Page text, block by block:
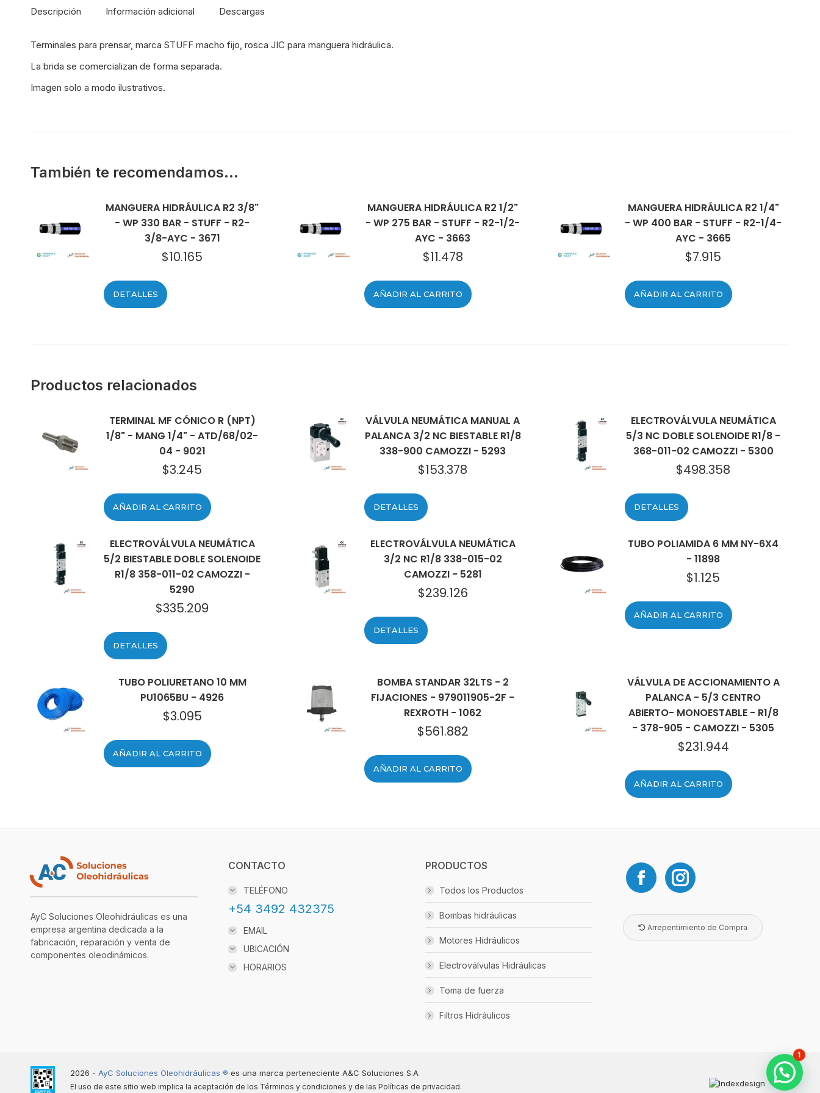
Descripción Información adicional Descargas
Terminales para prensar, marca STUFF macho fijo, rosca JIC para manguera hidráulica.
La brida se comercializan de forma separada.
Imagen solo a modo ilustrativos.
También te recomendamos…
MANGUERA HIDRÁULICA R2 3/8"
- WP 330 BAR - STUFF - R2-
3/8-AYC - 3671
$10.165
DETALLES
MANGUERA HIDRÁULICA R2 1/2"
- WP 275 BAR - STUFF - R2-1/2-
AYC - 3663
$11.478
AÑADIR AL CARRITO
MANGUERA HIDRÁULICA R2 1/4"
- WP 400 BAR - STUFF - R2-1/4-
AYC - 3665
$7.915
AÑADIR AL CARRITO
Productos relacionados
TERMINAL MF CÓNICO R (NPT)
1/8" - MANG 1/4" - ATD/68/02-
04 - 9021
$3.245
AÑADIR AL CARRITO
VÁLVULA NEUMÁTICA MANUAL A
PALANCA 3/2 NC BIESTABLE R1/8
338-900 CAMOZZI - 5293
$153.378
DETALLES
ELECTROVÁLVULA NEUMÁTICA
5/3 NC DOBLE SOLENOIDE R1/8 -
368-011-02 CAMOZZI - 5300
$498.358
DETALLES
ELECTROVÁLVULA NEUMÁTICA
5/2 BIESTABLE DOBLE SOLENOIDE
R1/8 358-011-02 CAMOZZI -
5290
$335.209
DETALLES
ELECTROVÁLVULA NEUMÁTICA
3/2 NC R1/8 338-015-02
CAMOZZI - 5281
$239.126
DETALLES
TUBO POLIAMIDA 6 MM NY-6X4
- 11898
$1.125
AÑADIR AL CARRITO
TUBO POLIURETANO 10 MM
PU1065BU - 4926
$3.095
AÑADIR AL CARRITO
BOMBA STANDAR 32LTS - 2
FIJACIONES - 979011905-2F -
REXROTH - 1062
$561.882
AÑADIR AL CARRITO
VÁLVULA DE ACCIONAMIENTO A
PALANCA - 5/3 CENTRO
ABIERTO- MONOESTABLE - R1/8
- 378-905 - CAMOZZI - 5305
$231.944
AÑADIR AL CARRITO
AyC Soluciones Oleohidráulicas es una
empresa argentina dedicada a la
fabricación, reparación y venta de
componentes oleodinámicos.
CONTACTO
TELÉFONO
+54 3492 432375
EMAIL
UBICACIÓN
HORARIOS
PRODUCTOS
Todos los Productos
Bombas hidráulicas
Motores Hidráulicos
Electroválvulas Hidráulicas
Toma de fuerza
Filtros Hidráulicos
Arrepentimiento de Compra
2026 - AyC Soluciones Oleohidráulicas ®️ es una marca perteneciente A&C Soluciones S.A
El uso de este sitio web implica la aceptación de los Términos y condiciones y de las Políticas de privacidad.
1